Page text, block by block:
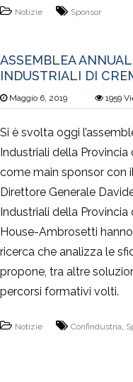
Notizie Sponsor
ASSEMBLEA
INDUSTRIALI DI
Maggio 6, 2019 1959
Si è svolta oggi
Industriali della
come main sponsor con
Direttore Generale
Industriali della Provincia
House-Ambrosetti
ricerca che analizza le
propone, tra altre
percorsi formativi volti.
Notizie Confindustria,